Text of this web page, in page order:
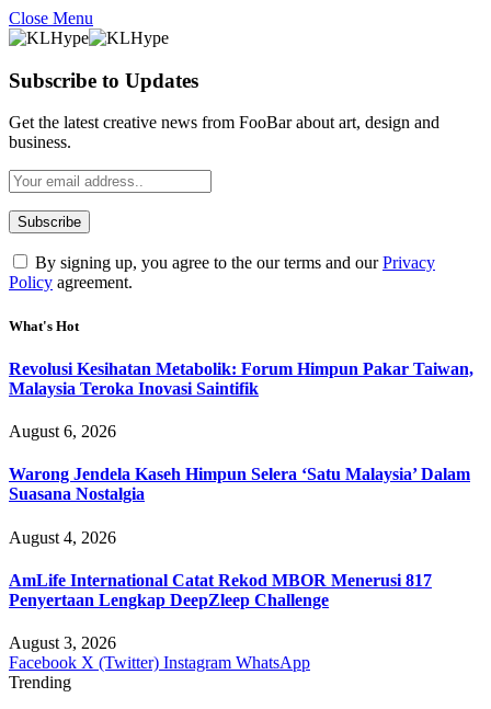
Close Menu
Subscribe to Updates
Get the latest creative news from FooBar about art, design and
business.
By signing up, you agree to the our terms and ourPrivacy
Policy agreement.
What's Hot
Revolusi Kesihatan Metabolik: Forum Himpun Pakar Taiwan,
Malaysia Teroka Inovasi Saintifik
August 6, 2026
Warong Jendela Kaseh Himpun Selera ‘Satu Malaysia’ Dalam
Suasana Nostalgia
August 4, 2026
AmLife International Catat Rekod MBOR Menerusi 817
Penyertaan Lengkap DeepZleep Challenge
August 3, 2026
Facebook X (Twitter) Instagram WhatsApp
Trending